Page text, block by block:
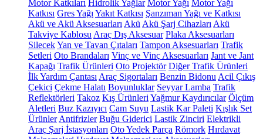
Motor Katkıları Hidrolik Yağlar Motor Yağı Motor Yağı
Katkısı Gres Yağı Yakıt Katkısı Şanzıman Yağı ve Katkısı
Akü ve Akü Aksesuarları Akü Akü Şarj Cihazları Akü
Takviye Kablosu Araç Dış Aksesuar Plaka Aksesuarları
SilecekYan ve Tavan Çıtaları Tampon Aksesuarları Trafik
Setleri Oto Brandaları Vinç ve Vinç Aksesuarları Jant ve Jant
Kapağı Trafik Ürünleri Oto Projektör Diğer Trafik Ürünleri
İlk Yardım Çantası Araç Sigortaları Benzin Bidonu Acil Çıkış
Çekici Çekme Halatı Boyunluklar Seyyar Lamba Trafik
Reflektörleri Takoz Kış Ürünleri Yağmur Kaydırıcılar Ölçüm
Aletleri Buz Kazıyıcı Cam Suyu Lastik Kar Paleti Kışlık Set
Ürünler Antifrizler Buğu Giderici Lastik Zinciri Elektrikli
Araç Şarj İstasyonları Oto Yedek Parça Römork Hırdavat